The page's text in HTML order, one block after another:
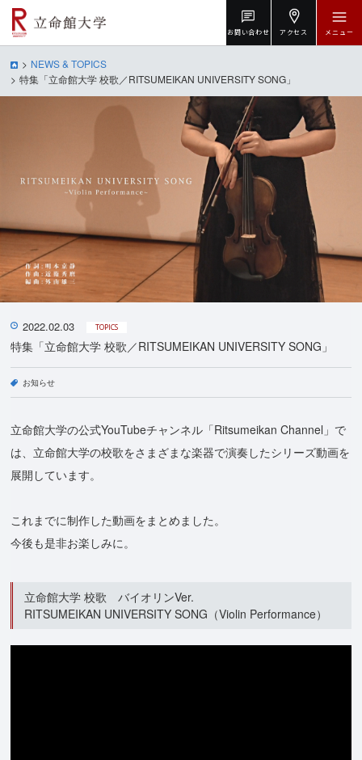
お問い合わせ アクセス メニュー
NEWS & TOPICS
特集「立命館大学 校歌／RITSUMEIKAN UNIVERSITY SONG」
2022.02.03 TOPICS
特集「立命館大学 校歌／RITSUMEIKAN UNIVERSITY SONG」
お知らせ
立命館大学の公式YouTubeチャンネル「Ritsumeikan Channel」で
は、立命館大学の校歌をさまざまな楽器で演奏したシリーズ動画を
展開しています。
これまでに制作した動画をまとめました。
今後も是非お楽しみに。
立命館大学 校歌 バイオリンVer.
RITSUMEIKAN UNIVERSITY SONG（Violin Performance）